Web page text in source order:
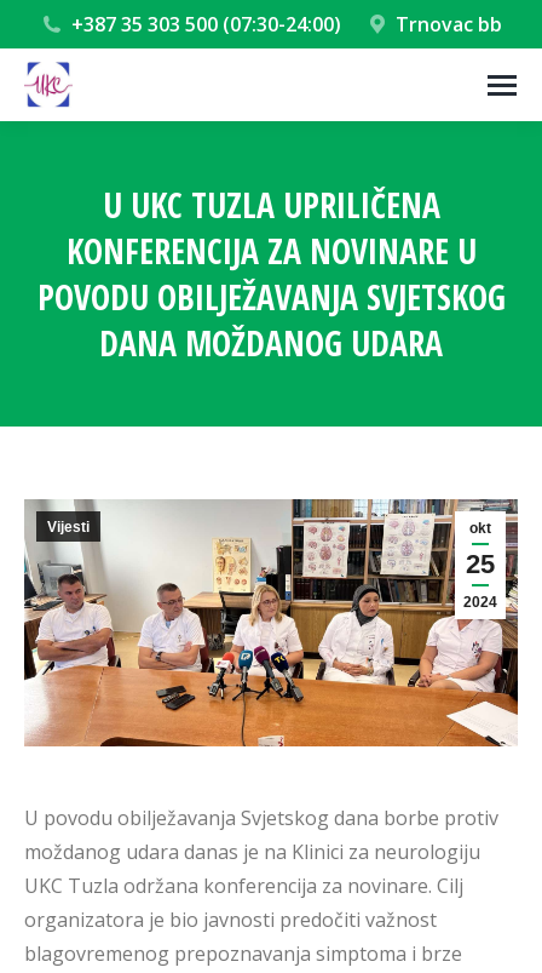
+387 35 303 500 (07:30-24:00) Trnovac bb
U UKC TUZLA UPRILIČENA
KONFERENCIJA ZA NOVINARE U
POVODU OBILJEŽAVANJA SVJETSKOG
DANA MOŽDANOG UDARA
okt
25
2024
Vijesti
U povodu obilježavanja Svjetskog dana borbe protiv
moždanog udara danas je na Klinici za neurologiju
UKC Tuzla održana konferencija za novinare. Cilj
organizatora je bio javnosti predočiti važnost
blagovremenog prepoznavanja simptoma i brze